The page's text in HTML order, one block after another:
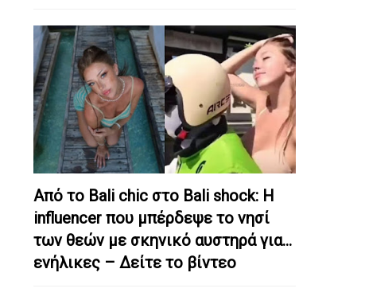
Από το Bali chic στο Bali shock: Η
influencer που μπέρδεψε το νησί
των θεών με σκηνικό αυστηρά για…
ενήλικες – Δείτε το βίντεο